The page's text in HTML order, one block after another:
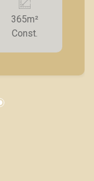
esquina
365m²
Const.